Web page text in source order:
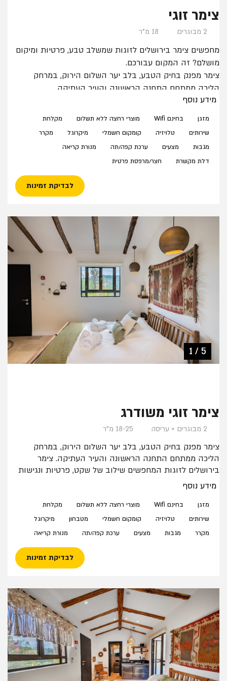
צימר זוגי
2 מבוגרים 18 מ"ר
מחפשים צימר בירושלים לזוגות שמשלב טבע, פרטיות ומיקום
מושלם? זה המקום עבורכם.
צימר מפנק בחיק הטבע, בלב יער השלום הירוק, במרחק
הליכה ממתחם התחנה הראשונה והעיר העתיקה.
הצימר כולל: מיטה זוגית אחת (ללא הפרדה), ארון בגדים,
שירותים ומקלחת פרטיים, מיני בר לשימוש עצמי, פינת קפה,
במתחם מטבח חוץ משותף לשימוש האורחים.
מידע נוסף
מזגן בחינם Wifi מוצרי רחצה ללא תשלום
מקלחת
שירותים
טלויזיה קומקום חשמלי מיקרוגל
מקרר
מגבות
מצעים ערכת קפה/תה
מנורת קריאה
דלת מקשרת
חצר/מרפסת פרטית
לבדיקת זמינות
1 / 5
2 / 5
3 / 5
4 / 5
צימר זוגי משודרג
2 מבוגרים + עריסה 18-25 מ"ר
צימר מפנק בחיק הטבע, בלב יער השלום הירוק, במרחק
הליכה ממתחם התחנה הראשונה והעיר העתיקה. צימר
בירושלים לזוגות המחפשים שילוב של שקט, פרטיות ונגישות
מושלמת לאטרקציות המרכזיות בעיר.
הצימר מתאיםכולל: מיטה זוגית אחת (ללא הפרדה), שירותים
ומקלחת פרטיים, מטבחון עם מיני בר לשימוש עצמי, מיקרוגל
ופינת קפה, חצר עם פינת ישיבה בכניסה לחדר. ניתן להוסיף
מיטת תינוק בתיאום מראש.
במתחם מטבח חוץ משותף לשימוש הלנים. הצימר מותאם
מידע נוסף
מזגן בחינם Wifi מוצרי רחצה ללא תשלום
מקלחת
שירותים
טלויזיה קומקום חשמלי מטבחון
מיקרוגל
מקרר
מגבות מצעים ערכת קפה/תה מנורת קריאה
לבדיקת זמינות